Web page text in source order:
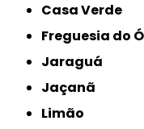
Casa Verde
Freguesia do Ó
Jaraguá
Jaçanã
Limão